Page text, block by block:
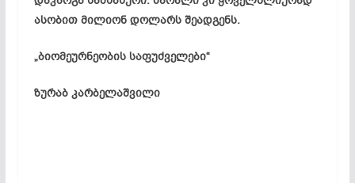
ასობით მილიონ დოლარს შეადგენს.
„ბიომეურნეობის საფუძველები“
ზურაბ კარბელაშვილი